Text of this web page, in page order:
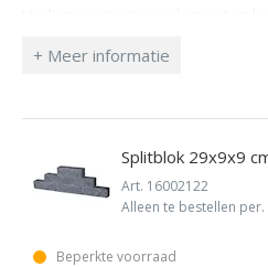
Splitblok 29x9x9
Art. 16002122
Alleen te bestellen per.
Beperkte voorraad